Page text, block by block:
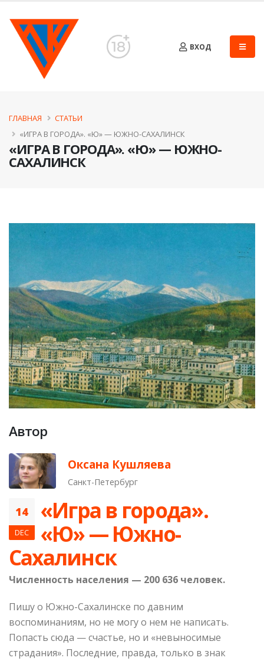
ВХОД
«ИГРА В ГОРОДА». «Ю» — ЮЖНО-
САХАЛИНСК
ГЛАВНАЯ
СТАТЬИ
«ИГРА В ГОРОДА». «Ю» — ЮЖНО-САХАЛИНСК
Автор
Оксана Кушляева
Санкт-Петербург
14
DEC
«Игра в города».
«Ю» — Южно-
Сахалинск
Численность населения — 200 636 человек.
Пишу о Южно-Сахалинске по давним
воспоминаниям, но не могу о нем не написать.
Попасть сюда — счастье, но и «невыносимые
страдания». Последние, правда, только в знак